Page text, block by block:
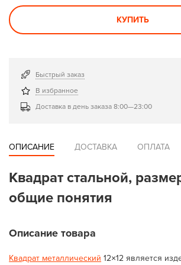
КУПИТЬ
Быстрый заказ
В избранное
Доставка в день заказа 8:00—23:00
ОПИСАНИЕ ДОСТАВКА ОПЛАТА
Квадрат стальной,
общие понятия
Описание товара
Квадрат металлический 12×12 является